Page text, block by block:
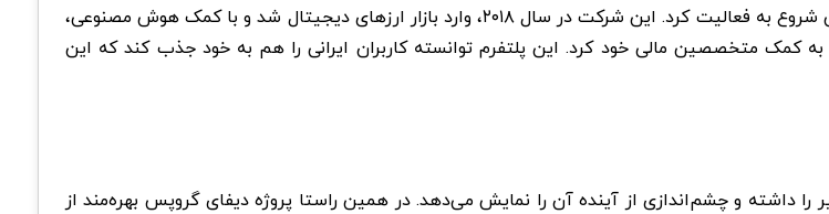
دیفای گروپس با نام DefigroupsFinance در سال ۲۰۱۳ میلادی و در کشور سوئیس شروع به فعالیت کرد. این شرکت در سال ۲۰۱۸، وارد بازار ارزهای دیجیتال شد و با کمک هوش مصنوعی،
به کمک متخصصین مالی خود کرد. این پلتفرم توانسته کاربران ایرانی را هم به خود جذب کند که این
و چشم‌اندازی از آینده آن را نمایش می‌دهد. در همین راستا پروژه دیفای گروپس بهره‌مند از